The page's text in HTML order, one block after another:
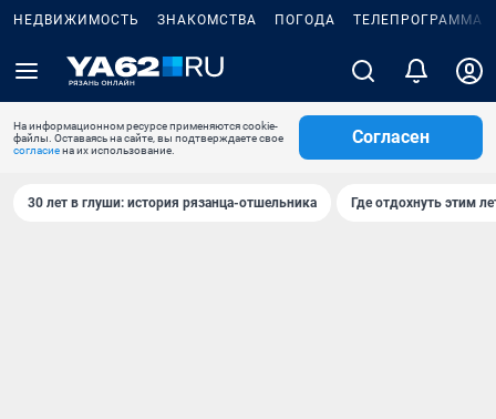
НЕДВИЖИМОСТЬ ЗНАКОМСТВА ПОГОДА ТЕЛЕПРОГРАММА
На информационном ресурсе применяются cookie-
файлы. Оставаясь на сайте, вы подтверждаете свое
согласиена их использование.
Согласен
30 лет в глуши: история рязанца-отшельника Где отдохнуть этим